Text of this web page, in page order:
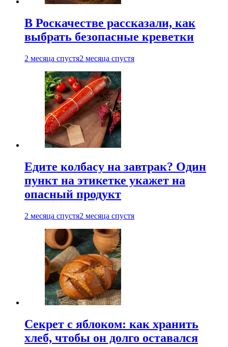
В Роскачестве рассказали, как
выбрать безопасные креветки
2 месяца спустя2 месяца спустя
Едите колбасу на завтрак? Один
пункт на этикетке укажет на
опасный продукт
2 месяца спустя2 месяца спустя
Секрет с яблоком: как хранить
хлеб, чтобы он долго оставался